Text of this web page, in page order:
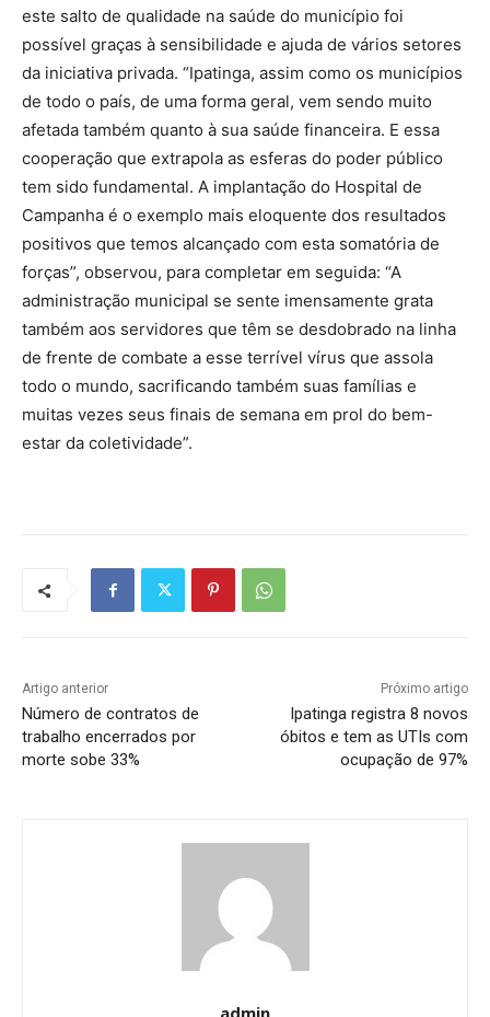
este salto de qualidade na saúde do município foi
possível graças à sensibilidade e ajuda de vários setores
da iniciativa privada. “Ipatinga, assim como os municípios
de todo o país, de uma forma geral, vem sendo muito
afetada também quanto à sua saúde financeira. E essa
cooperação que extrapola as esferas do poder público
tem sido fundamental. A implantação do Hospital de
Campanha é o exemplo mais eloquente dos resultados
positivos que temos alcançado com esta somatória de
forças”, observou, para completar em seguida: “A
administração municipal se sente imensamente grata
também aos servidores que têm se desdobrado na linha
de frente de combate a esse terrível vírus que assola
todo o mundo, sacrificando também suas famílias e
muitas vezes seus finais de semana em prol do bem-
estar da coletividade”.
Artigo anterior
Número de contratos de
trabalho encerrados por
morte sobe 33%
Próximo artigo
Ipatinga registra 8 novos
óbitos e tem as UTIs com
ocupação de 97%